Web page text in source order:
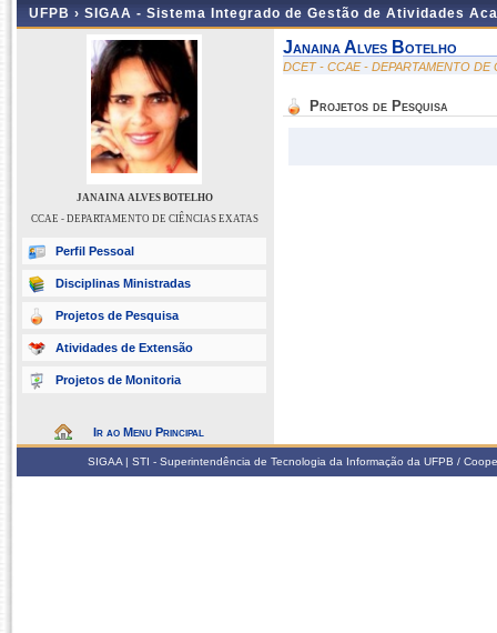
UFPB › SIGAA - Sistema Integrado de Gestão de Atividades
JANAINA ALVES BOTELHO
CCAE - DEPARTAMENTO DE CIÊNCIAS EXATAS
Perfil Pessoal
Disciplinas Ministradas
Projetos de Pesquisa
Atividades de Extensão
Projetos de Monitoria
Ir ao Menu Principal
Janaina Alves Botelho
DCET - CCAE - DEPARTAMENTO DE
Projetos de Pesquisa
SIGAA | STI - Superintendência de Tecnologia da Informação da UFPB /